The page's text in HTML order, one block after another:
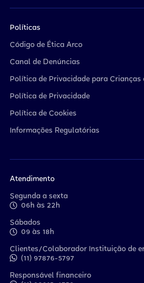
Políticas
Código de Ética Arco
Canal de Denúncias
Política de Privacidade para Crianças
Política de Privacidade
Política de Cookies
Informações Regulatórias
Atendimento
Segunda a sexta
06h às 22h
Sábados
09 às 18h
Clientes/Colaborador Instituição de
(11) 97876-5797
Responsável financeiro